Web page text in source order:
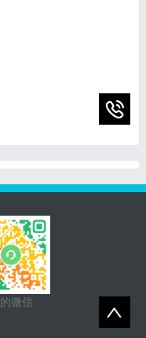
了解它们的市场价值以
微信